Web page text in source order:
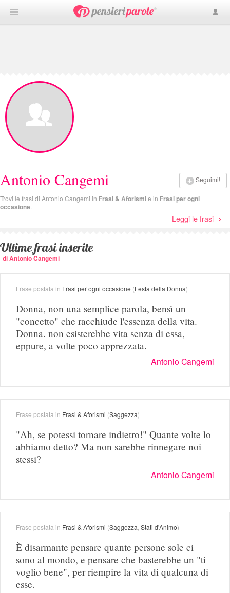
Seguimi!
Antonio Cangemi
Trovi le frasi di Antonio Cangemi in Frasi & Aforismie in Frasi per ogni
occasione
Leggi le frasi
Ultime frasi inserite
di Antonio Cangemi
Frase postata in Frasi per ogni occasione (Festa della Donna)
Donna, non una semplice parola, bensì un
"concetto" che racchiude l'essenza della vita.
Donna. non esisterebbe vita senza di essa,
eppure, a volte poco apprezzata.
Antonio Cangemi
Frase postata in Frasi & Aforismi (Saggezza)
"Ah, se potessi tornare indietro!" Quante volte lo
abbiamo detto? Ma non sarebbe rinnegare noi
stessi?
Antonio Cangemi
Frase postata in Frasi & Aforismi (Saggezza Stati d'Animo)
È disarmante pensare quante persone sole ci
sono al mondo, e pensare che basterebbe un "ti
voglio bene", per riempire la vita di qualcuna di
esse.